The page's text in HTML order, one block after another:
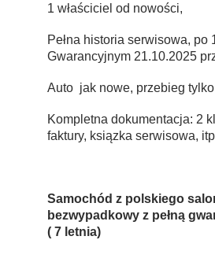
1 właściciel od nowości,
Pełna historia serwisowa, po
Gwarancyjnym 21.10.2025
Auto jak nowe, przebieg
Kompletna dokumentacja: 2
faktury, ksiązka serwisowa,
Samochód z polskiego
bezwypadkowy z pełną
( 7 letnia)